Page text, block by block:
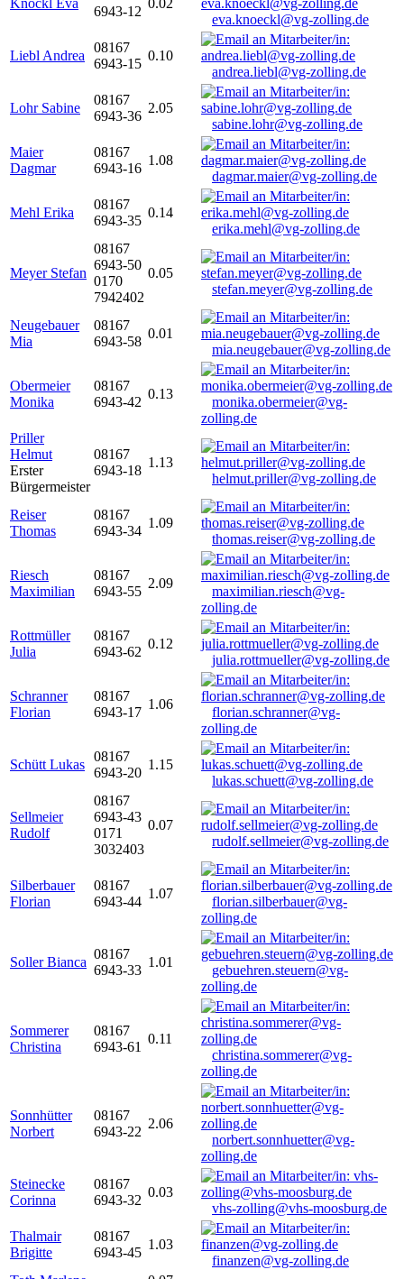
Knöckl Eva
6943-12
0.02
eva.knoeckl@vg-zolling.de
Liebl Andrea
08167
6943-15
0.10
andrea.liebl@vg-zolling.de
Lohr Sabine
08167
6943-36
2.05
sabine.lohr@vg-zolling.de
Maier
Dagmar
08167
6943-16
1.08
dagmar.maier@vg-zolling.de
Mehl Erika
08167
6943-35
0.14
erika.mehl@vg-zolling.de
Meyer Stefan
08167
6943-50
0170
7942402
0.05
stefan.meyer@vg-zolling.de
Neugebauer
Mia
08167
6943-58
0.01
mia.neugebauer@vg-zolling.de
Obermeier
Monika
08167
6943-42
0.13
monika.obermeier@vg-
zolling.de
Priller
Helmut
Erster
Bürgermeister
08167
6943-18
1.13
helmut.priller@vg-zolling.de
Reiser
Thomas
08167
6943-34
1.09
thomas.reiser@vg-zolling.de
Riesch
Maximilian
08167
6943-55
2.09
maximilian.riesch@vg-
zolling.de
Rottmüller
Julia
08167
6943-62
0.12
julia.rottmueller@vg-zolling.de
Schranner
Florian
08167
6943-17
1.06
florian.schranner@vg-
zolling.de
Schütt Lukas
08167
6943-20
1.15
lukas.schuett@vg-zolling.de
Sellmeier
Rudolf
08167
6943-43
0171
3032403
0.07
rudolf.sellmeier@vg-zolling.de
Silberbauer
Florian
08167
6943-44
1.07
florian.silberbauer@vg-
zolling.de
Soller Bianca
08167
6943-33
1.01
gebuehren.steuern@vg-
zolling.de
Sommerer
Christina
08167
6943-61
0.11
christina.sommerer@vg-
zolling.de
Sonnhütter
Norbert
08167
6943-22
2.06
norbert.sonnhuetter@vg-
zolling.de
Steinecke
Corinna
08167
6943-32
0.03
vhs-zolling@vhs-moosburg.de
Thalmair
Brigitte
08167
6943-45
1.03
finanzen@vg-zolling.de